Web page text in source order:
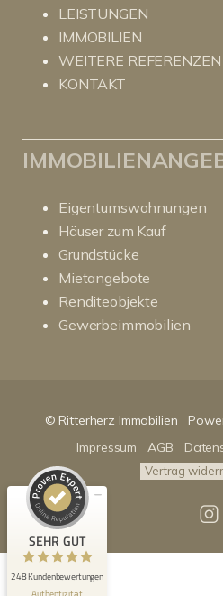
LEISTUNGEN
IMMOBILIEN
WEITERE REFERENZEN
KONTAKT
Eigentumswohnungen
Häuser zum Kauf
Grundstücke
Mietangebote
Renditeobjekte
Gewerbeimmobilien
© Ritterherz Immobilien
Impressum
AGB
Vertrag
SEHR GUT
248 Kundenbewertungen
Authentizität
100%
Empfehlungen auf
ProvenExpert.com
SEHR GUT
4,86 / 5,00
159
Bewertungen von 3
anderen Quellen
Blick aufs ProvenExpert-Profil werfen